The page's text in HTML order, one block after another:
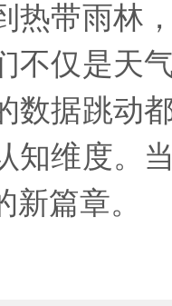
带雨林，
不仅是天
数据跳动
知维度。
新篇章。